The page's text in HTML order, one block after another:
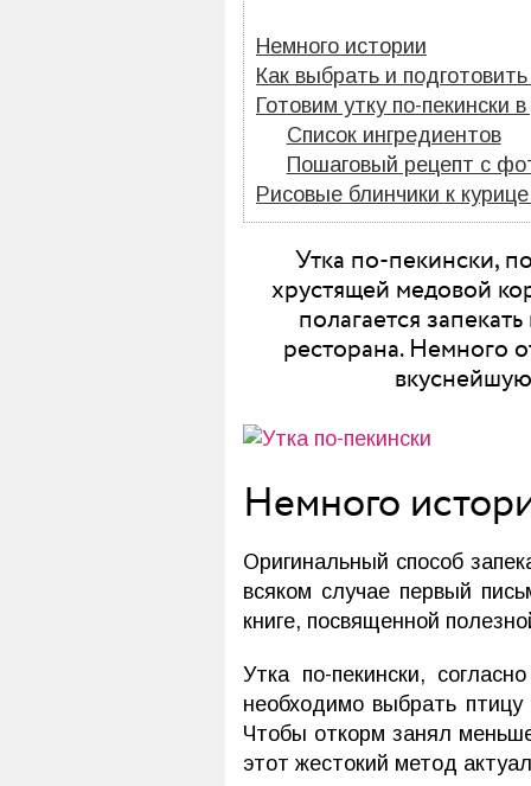
Немного истории
Как выбрать и подготовить
Готовим утку по-пекински
Список ингредиентов
Пошаговый рецепт с
Рисовые блинчики к
Утка по-пекински,
хрустящей медовой
полагается
ресторана. Немного
Немного
Оригинальный способ
всяком случае первый
книге, посвященной
Утка по-пекински,
необходимо выбрать
Чтобы откорм занял
этот жестокий метод